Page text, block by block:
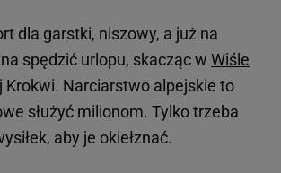
dla garstki, niszowy, a już na
spędzić urlopu, skacząc w Wiśle
Krokwi. Narciarstwo alpejskie to
służyć milionom. Tylko trzeba
aby je okiełznać.